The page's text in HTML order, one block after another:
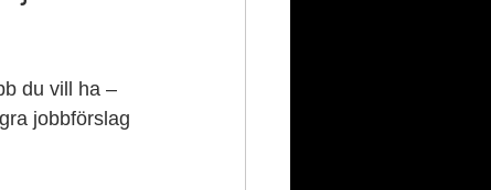
du vill ha –
jobbförslag